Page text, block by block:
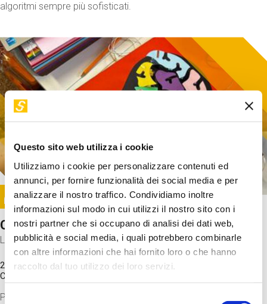
Questo sito web utilizza i cookie
Utilizziamo i cookie per personalizzare contenuti ed
annunci, per fornire funzionalità dei social media e per
analizzare il nostro traffico. Condividiamo inoltre
informazioni sul modo in cui utilizzi il nostro sito con i
nostri partner che si occupano di analisi dei dati web,
pubblicità e social media, i quali potrebbero combinarle
con altre informazioni che hai fornito loro o che hanno
raccolto dal tuo utilizzo dei loro servizi.
Selezione
algoritmi sempre più sofisticati.
Image
SUNDAY@STEP
Come funziona il cervello?
Laboratorio
20 Set 2026 / 11:15 - 13:00
Costo
Proveremo a costruire un cervello in cartoncino cercando di